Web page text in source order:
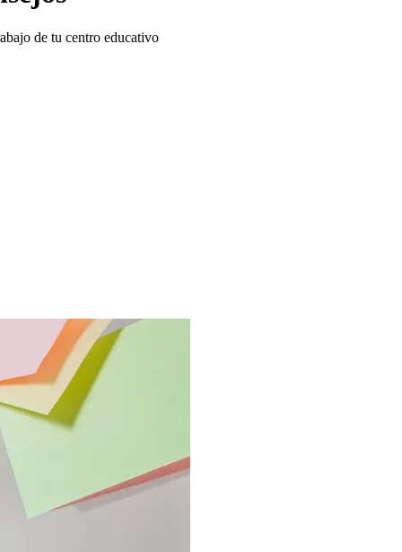
de tu centro educativo